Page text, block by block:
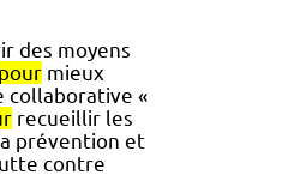
des moyens
pourmieux
collaborative «
recueillir les
prévention et
contre